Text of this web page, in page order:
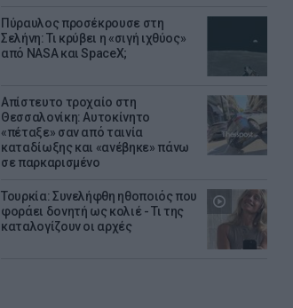
Πύραυλος προσέκρουσε στη
Σελήνη: Τι κρύβει η «σιγή ιχθύος»
από NASA και SpaceX;
Απίστευτο τροχαίο στη
Θεσσαλονίκη: Αυτοκίνητο
«πέταξε» σαν από ταινία
καταδίωξης και «ανέβηκε» πάνω
σε παρκαρισμένο
Τουρκία: Συνελήφθη ηθοποιός που
φοράει δoνητή ως κολιέ - Τι της
καταλογίζουν οι αρχές